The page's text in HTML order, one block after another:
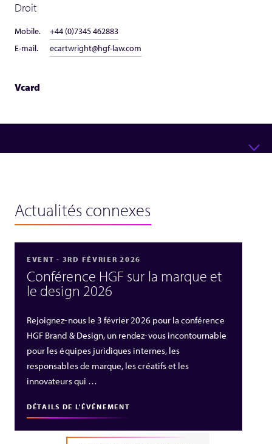
Droit
Mobile.
+44 (0)7345 462883
E-mail.
ecartwright@hgf-law.com
Vcard
Actualités connexes
EVENT - 3RD FÉVRIER 2026
Conférence HGF sur la marque et
le design 2026
Rejoignez‑nous le 3 février 2026 pour la conférence
HGF Brand & Design, un rendez‑vous incontournable
pour les équipes juridiques internes, les
responsables de marque, les créatifs et les
innovateurs qui …
DÉTAILS DE L'ÉVÉNEMENT